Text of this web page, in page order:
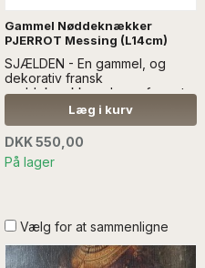
Gammel Nøddeknækker
PJERROT Messing (L14cm)
SJÆLDEN - En gammel, og
dekorativ fransk
nøddeknækker, der er formet
som Pjerrot...Læs mere SÆLGES
UDEN ANDEN REGI
Læg i kurv
DKK 550,00
På lager
Vælg for at sammenligne